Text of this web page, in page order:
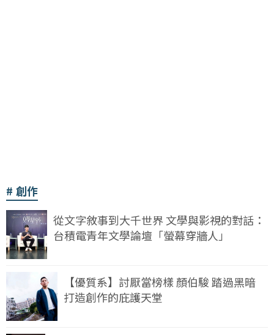
創作
從文字敘事到大千世界 文學與影視的對話：
台積電青年文學論壇「螢幕穿牆人」
【優質系】討厭當榜樣 顏伯駿 踏過黑暗
打造創作的庇護天堂